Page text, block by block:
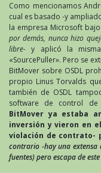
Como mencionamos
cual es basado -y
la empresa Microsoft
por demás, nunca hizo
libre-y aplicó la
«SourcePuller». Pero se
BitMover sobre OSDL
propio Linus Torvalds
también de OSDL
software de control de
BitMover ya estaba
inversión y vieron en
violación de contrato-
contrario -hay una extensa
fuentes) pero escapa de